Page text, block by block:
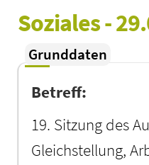
Soziales -
Grunddaten
Betreff:
19. Sitzung des
Gleichstellung,